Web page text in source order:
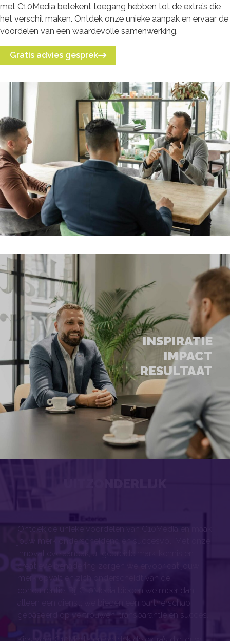
met C10Media betekent toegang hebben tot de extra’s die
het verschil maken. Ontdek onze unieke aanpak en ervaar de
voordelen van een waardevolle samenwerking.
Gratis advies gesprek
INSPIRATIE
IMPACT
RESULTAAT
Ontdek de unieke voordelen van C10Media en maak
jouw merk onderscheidend en succesvol. Met onze
innovatieve aanpak, uitgebreide marktkennis en
creatieve benadering zorgen we ervoor dat jouw
merk opvalt en zich onderscheidt van de
concurrentie. Bij C10Media bieden we meer dan
alleen een dienst; we bieden een partnerschap
gebaseerd op vertrouwen, transparantie en succes.